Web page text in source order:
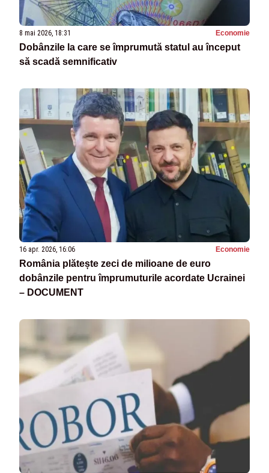
8 mai 2026, 18:31 Economie
Dobânzile la care se împrumută statul au început
să scadă semnificativ
16 apr. 2026, 16:06 Economie
România plătește zeci de milioane de euro
dobânzile pentru împrumuturile acordate Ucrainei
– DOCUMENT